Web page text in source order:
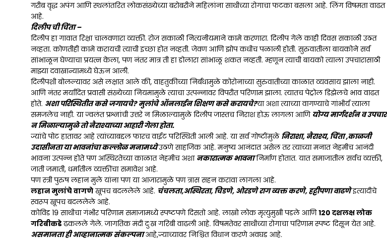
गरीब वृद्ध अपंग आणि स्थलांतरित लोकसंख्येच्या बरोबरीने महिलांना साथीच्या रोगाचा फटका बसला आहे. लिंग विषमता वाढत
आहे.
दिलीप ची चिंता –
दिलीप हा गावात रिक्षा चालवणारा व्यक्ती. रोज सकाळी नित्यनीयमाने कामे करणारा. दिलीप गेले काही दिवस सकाळी उठत
नव्हता. कोणतीही कामे करायची त्याची इच्छा होत नव्हती. जेवण आणि झोप कधीच पळाली होती. सुरुवातीला बायकोने सर्व
सांभाळून घेण्याचा प्रयत्न केला, पण नंतर मात्र ती हा डोलारा सांभाळू शकत नव्हती. म्हणून त्याची बायको त्याला उपचारासाठी
माझ्या दवाखान्यामध्ये घेऊन आली.
दिलीपशी बोलल्यावर असे लक्षात आले की, वाहतुकीच्या निर्बंधामुळे कोरोनाच्या सुरुवातीच्या काळात व्यवसाय झाला नाही.
आणि नंतर मर्यादित प्रवासी संख्येच्या नियमामुळे त्याचा उत्पन्नावर विपरीत परिणाम झाला. त्यातच पेट्रोल डिझेलचे भाव वाढत
होते. अशा परिस्थितीत कसे जगायचे? मुलांचे ऑनलाईन शिक्षण कसे करायचे?या अशा त्याच्या वागण्याचे गांभीर्य त्याला
समजलेच नाही. या ज्वलंत प्रश्नांची उत्तरे न मिळाल्यामुळे दिलीप जास्तच निराश होऊ लागला आणि योग्य मार्गदर्शन व उपचार
न मिळाल्यामुळे तो नैराश्याच्या आहारी गेला होता.
ज्यांचे पोट हातावर आहे त्यांच्याबद्दल फारच वाईट परिस्थिती आली आहे. या सर्व गोष्टींमुळे निराशा, नैराश्य, चिंता ,काळजी
उदासीनता या भावनांचा कल्लोळ मनामध्येउठणे साहजिक आहे. मनुष्य आनंदात असेल तर त्याच्या मनात नेहमीच आनंदी
भावना उत्पन्न होते पण अस्थिरतेच्या काळात नेहमीच अशा नकारात्मक भावनानिर्माण होतात. यात समाजातील सर्वच व्यक्ती,
जाती जमाती, धर्मातील व्यक्तींचा समावेश आहे.
पण स्त्री पुरुष लहान मुले यांना पण या आजारामुळे पण त्रास सहन करावा लागला आहे.
लहान मुलांचे वागणेखूपच बदललेले आहे. चंचलता,अस्थिरता, चिडणे, ओरडणे राग व्यक्त करणे, हट्टीपणा वाढणेइत्यादीचे
स्वरूप खूपच बदललेले आहे.
कोविड 19 साथीचा गंभीर परिणाम समाजामध्ये स्पष्टपणे दिसतो आहे. लाखो लोक मृत्युमुखी पडले आणि120 दशलक्ष लोक
गरिबीकडेढकलले गेले. जागतिक मंदी दुःख गरिबी वाढली आहे. विषमतेवर साथीच्या रोगाचा परिणाम स्पष्ट दिसून येत आहे.
असमानता ही आव्हानात्मक संकल्पनाआहे,ज्याच्यावर निश्चित विधान करणे अवघड आहे.